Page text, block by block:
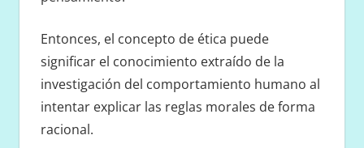
Entonces, el concepto de ética puede
significar el conocimiento extraído de la
investigación del comportamiento humano al
intentar explicar las reglas morales de forma
racional.